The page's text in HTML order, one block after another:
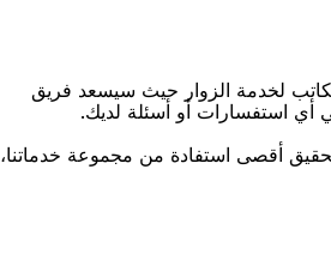
ﻟﺨﺪﻣﺔ اﻟﺰﻭاﺭ ﺣﻴﺚ ﺳﻴﺴﻌﺪ ﻓﺮﻳﻖ
ﺃﻱ اﺳﺘﻔﺴﺎﺭاﺕ ﺃﻭ ﺃﺳﺌﻠﺔ ﻟﺪﻳﻚ.
ﺃﻗﺼﻰ اﺳﺘﻔﺎﺩﺓ ﻣﻦ ﻣﺠﻤﻮﻋﺔ ﺧﺪﻣﺎﺗﻨﺎ،